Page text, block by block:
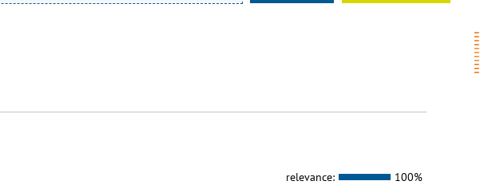
relevance: 100%